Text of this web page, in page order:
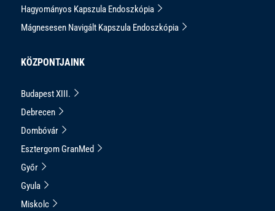
Hagyományos Kapszula Endoszkópia
Mágnesesen Navigált Kapszula Endoszkópia
KÖZPONTJAINK
Budapest XIII.
Debrecen
Dombóvár
Esztergom GranMed
Győr
Gyula
Miskolc